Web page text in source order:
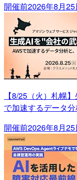
開催前2026年8月
【8/25（火）札幌
で加速するデータ
開催前2026年8月